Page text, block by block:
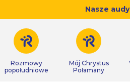
Nasze
Rozmowy
popołudniowe
Mój Chrystus
Połamany